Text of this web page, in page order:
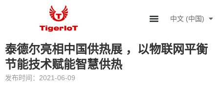
中文 (中国)
English
泰德尔亮相中国供热展 ，以物联网平衡
节能技术赋能智慧供热
发布时间：2021-06-09